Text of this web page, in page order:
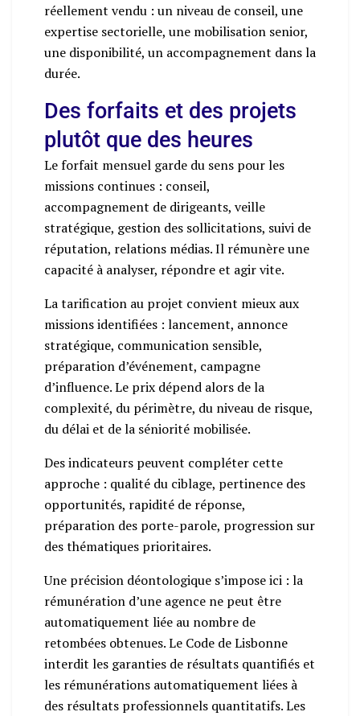
réellement vendu : un niveau de conseil, une
expertise sectorielle, une mobilisation senior,
une disponibilité, un accompagnement dans la
durée.
Des forfaits et des projets
plutôt que des heures
Le forfait mensuel garde du sens pour les
missions continues : conseil,
accompagnement de dirigeants, veille
stratégique, gestion des sollicitations, suivi de
réputation, relations médias. Il rémunère une
capacité à analyser, répondre et agir vite.
La tarification au projet convient mieux aux
missions identifiées : lancement, annonce
stratégique, communication sensible,
préparation d’événement, campagne
d’influence. Le prix dépend alors de la
complexité, du périmètre, du niveau de risque,
du délai et de la séniorité mobilisée.
Des indicateurs peuvent compléter cette
approche : qualité du ciblage, pertinence des
opportunités, rapidité de réponse,
préparation des porte-parole, progression sur
des thématiques prioritaires.
Une précision déontologique s’impose ici : la
rémunération d’une agence ne peut être
automatiquement liée au nombre de
retombées obtenues. Le Code de Lisbonne
interdit les garanties de résultats quantifiés et
les rémunérations automatiquement liées à
des résultats professionnels quantitatifs. Les